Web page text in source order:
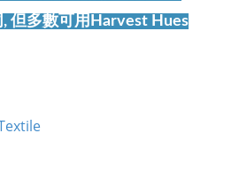
但多數可用Harvest Hues